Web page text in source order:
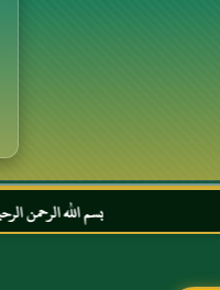
بسم الله الرحمن الرحيم السلام